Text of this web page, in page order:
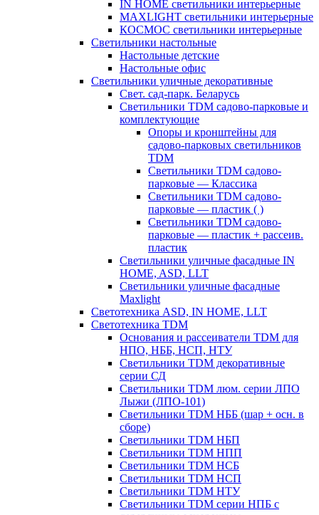
IN HOME светильники интерьерные
MAXLIGHT светильники интерьерные
КОСМОС светильники интерьерные
Светильники настольные
Настольные детские
Настольные офис
Светильники уличные декоративные
Свет. сад-парк. Беларусь
Светильники TDM садово-парковые и
комплектующие
Опоры и кронштейны для
садово-парковых светильников
TDM
Светильники TDM садово-
парковые — Классика
Светильники TDM садово-
парковые — пластик ( )
Светильники TDM садово-
парковые — пластик + рассеив.
пластик
Светильники уличные фасадные IN
HOME, ASD, LLT
Светильники уличные фасадные
Maxlight
Светотехника ASD, IN HOME, LLT
Светотехника TDM
Основания и рассеиватели TDM для
НПО, НББ, НСП, НТУ
Светильники TDM декоративные
серии СД
Светильники TDM люм. серии ЛПО
Лыжи (ЛПО-101)
Светильники TDM НББ (шар + осн. в
сборе)
Светильники TDM НБП
Светильники TDM НПП
Светильники TDM НСБ
Светильники TDM НСП
Светильники TDM НТУ
Светильники TDM серии НПБ с